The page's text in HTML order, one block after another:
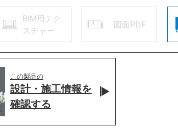
BIM用テク
スチャー
図面PDF
この製品の
設計・施工情報を
確認する